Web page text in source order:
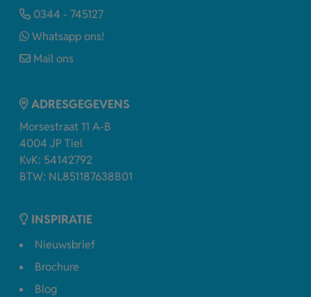
0344 - 745127
Whatsapp ons!
Mail ons
ADRESGEGEVENS
Morsestraat 11 A-B
4004 JP Tiel
KvK: 54142792
BTW: NL851187638B01
INSPIRATIE
Nieuwsbrief
Brochure
Blog